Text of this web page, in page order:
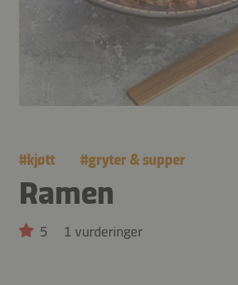
#kjøtt #gryter & supper
Ramen
5 1 vurderinger